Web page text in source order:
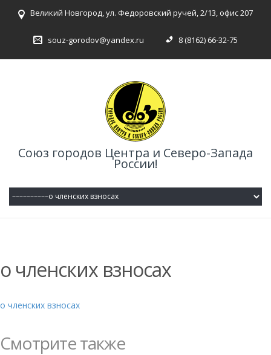
Великий Новгород, ул. Федоровский ручей, 2/13, офис 207
souz-gorodov@yandex.ru 8 (8162) 66-32-75
Союз городов Центра и Северо-Запада
России!
о членских взносах
о членских взносах
Смотрите также